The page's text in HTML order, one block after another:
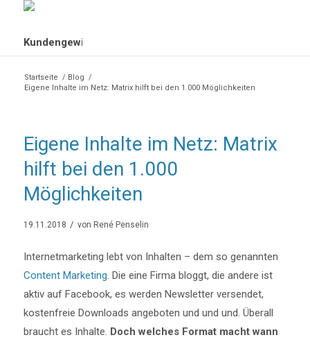
Startseite / Blog /
Eigene Inhalte im Netz: Matrix hilft bei den 1.000 Möglichkeiten
Eigene Inhalte im Netz: Matrix
hilft bei den 1.000
Möglichkeiten
19.11.2018 / von René Penselin
Internetmarketing lebt von Inhalten – dem so genannten
Content Marketing. Die eine Firma bloggt, die andere ist
aktiv auf Facebook, es werden Newsletter versendet,
kostenfreie Downloads angeboten und und und. Überall
braucht es Inhalte. Doch welches Format macht wann